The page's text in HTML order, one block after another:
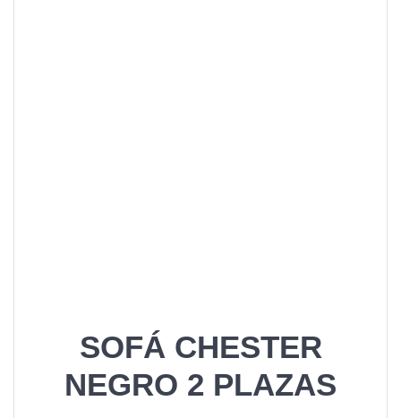
SOFÁ CHESTER
NEGRO 2 PLAZAS